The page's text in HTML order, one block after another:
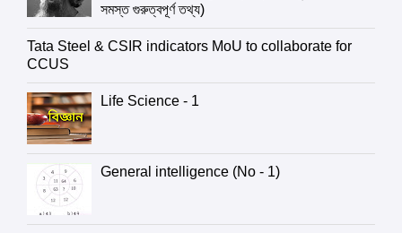
সমস্ত গুরুত্বপূর্ণ তথ্য)
Tata Steel & CSIR indicators MoU to collaborate for
CCUS
Life Science - 1
General intelligence (No - 1)